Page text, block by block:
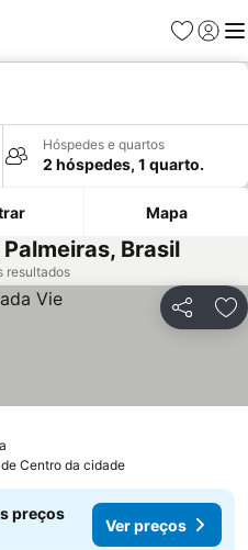
Favoritos
Iniciar
Hóspedes e quartos
2 hóspedes, 1 quarto.
Mapa
Brasil
resultados
Partilhar
Centro da cidade
preços
Ver preços